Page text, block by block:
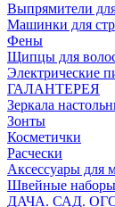
Выпрямители
Машинки для
Фены
Щипцы для
Электрические
ГАЛАНТЕРЕЯ
Зеркала
Зонты
Косметички
Расчески
Аксессуары для
Швейные наборы
ДАЧА. САД.